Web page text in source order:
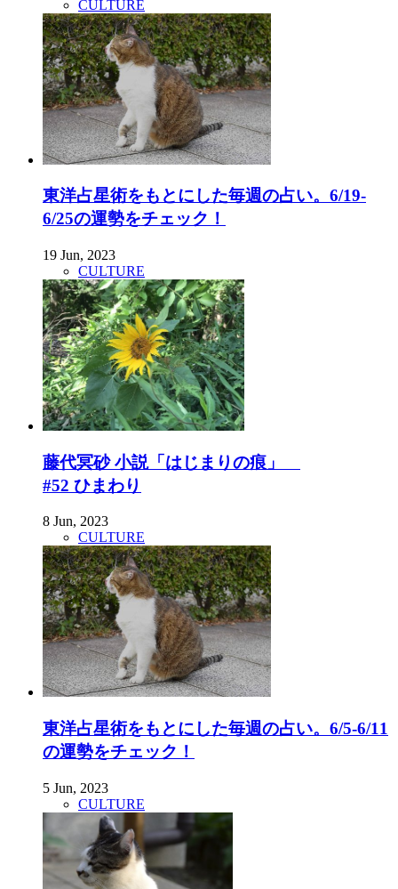
CULTURE
東洋占星術をもとにした毎週の占い。6/19-
6/25の運勢をチェック！
19 Jun, 2023
CULTURE
藤代冥砂 小説「はじまりの痕」
#52 ひまわり
8 Jun, 2023
CULTURE
東洋占星術をもとにした毎週の占い。6/5-6/11
の運勢をチェック！
5 Jun, 2023
CULTURE